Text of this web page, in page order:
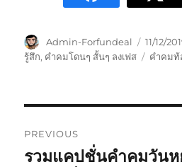
Admin-Forfundeal 11/12/
รู้สึก, คำคมโดนๆ สั้นๆ ลงเฟส คำคมท้
PREVIOUS
รวมแคปชั่นคำคมวัน